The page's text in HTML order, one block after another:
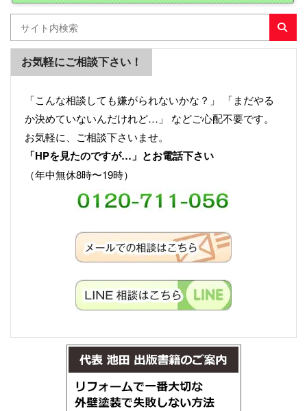
お気軽にご相談下さい！
「こんな相談しても嫌がられないかな？」 「まだやる
か決めていないんだけれど…」 などご心配不要です。
お気軽に、ご相談下さいませ。
「HPを見たのですが…」とお電話下さい
（年中無休8時〜19時）